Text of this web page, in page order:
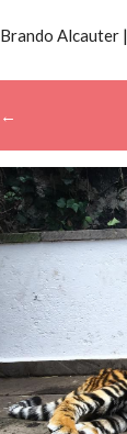
Brando Alcauter |
←
→